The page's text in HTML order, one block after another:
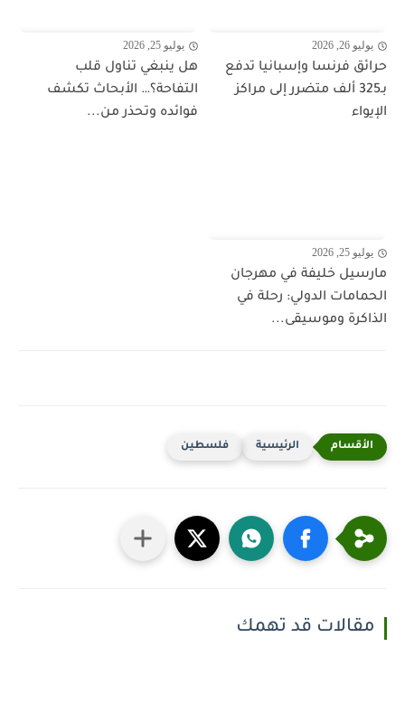
يوليو 26, 2026
حرائق فرنسا وإسبانيا تدفع
بـ325 ألف متضرر إلى مراكز
الإيواء
يوليو 25, 2026
هل ينبغي تناول قلب
التفاحة؟… الأبحاث تكشف
فوائده وتحذر من...
يوليو 25, 2026
مارسيل خليفة في مهرجان
الحمامات الدولي: رحلة في
الذاكرة وموسيقى...
الرئيسية فلسطين
مقالات قد تهمك